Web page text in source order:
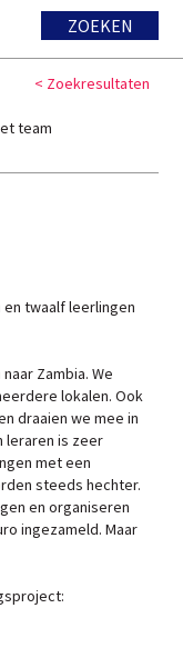
ZOEKEN
< Zoekresultaten
team
twaalf leerlingen
Zambia. We
lokalen. Ook
draaien we mee in
leraren is zeer
met een
steeds hechter.
en organiseren
ingezameld. Maar